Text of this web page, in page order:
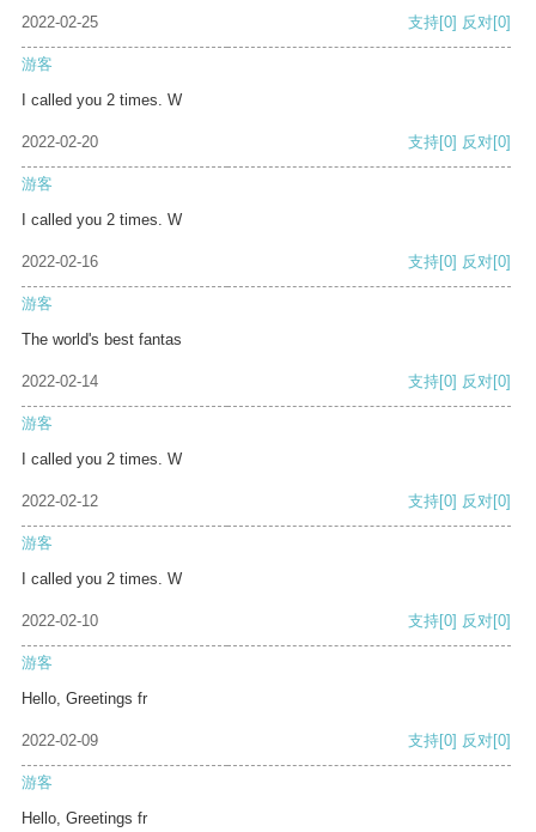
2022-02-25 支持[0] 反对[0]
游客
I called you 2 times. W
2022-02-20 支持[0] 反对[0]
游客
I called you 2 times. W
2022-02-16 支持[0] 反对[0]
游客
The world's best fantas
2022-02-14 支持[0] 反对[0]
游客
I called you 2 times. W
2022-02-12 支持[0] 反对[0]
游客
I called you 2 times. W
2022-02-10 支持[0] 反对[0]
游客
Hello, Greetings fr
2022-02-09 支持[0] 反对[0]
游客
Hello, Greetings fr